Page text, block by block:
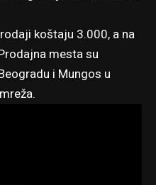
koštaju 3.000, a na
mesta su
i Mungos u